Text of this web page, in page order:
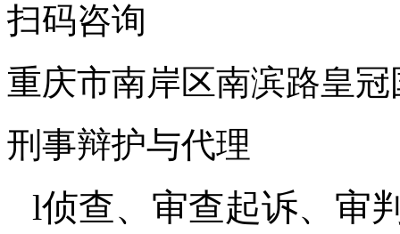
扫码咨询
重庆市南岸区南滨路皇
刑事辩护与代理
l侦查、审查起诉、审